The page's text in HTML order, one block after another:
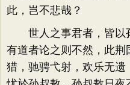
此，岂不悲哉？
世人之事君者，皆以
有道者论之则不然，此荆
猎，驰骋弋射，欢乐无遗